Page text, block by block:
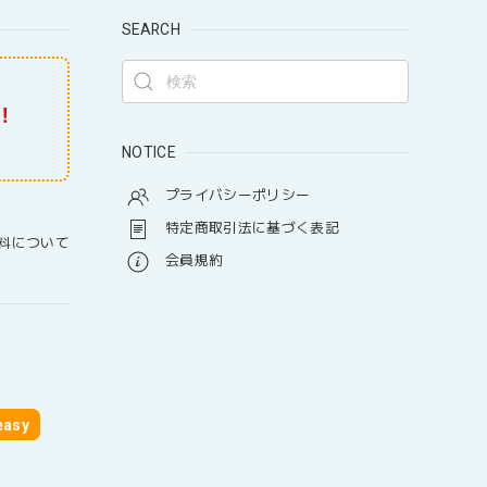
について
SEARCH
NOTICE
プライバシーポリシー
特定商取引法に基づく表記
会員規約